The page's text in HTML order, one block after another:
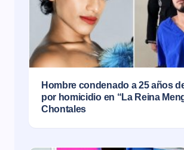
Hombre condenado a 25 años
por homicidio en “La Reina
Chontales